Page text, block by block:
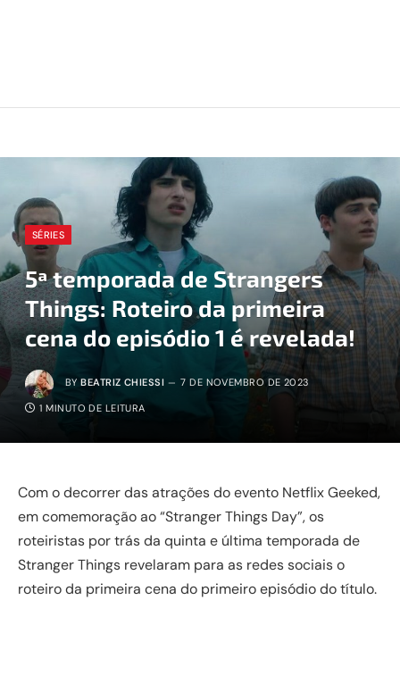
SÉRIES
5ª temporada de Strangers
Things: Roteiro da primeira
cena do episódio 1 é revelada!
BY BEATRIZ CHIESSI 7 DE NOVEMBRO DE 2023
1 MINUTO DE LEITURA
Com o decorrer das atrações do evento Netflix Geeked,
em comemoração ao “Stranger Things Day”, os
roteiristas por trás da quinta e última temporada de
Stranger Things revelaram para as redes sociais o
roteiro da primeira cena do primeiro episódio do título.